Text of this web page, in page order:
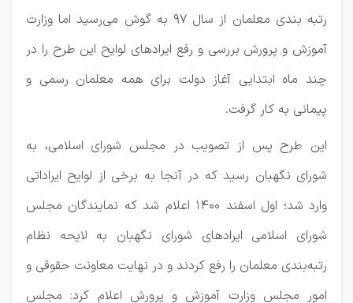
رتبه بندی معلمان از سال ۹۷ به گوش می‌رسید اما وزارت
آموزش و پرورش بررسی و رفع ایرادهای لوایح این طرح را در
چند ماه ابتدایی آغاز دولت برای همه معلمان رسمی و
پیمانی به کار گرفت.
این طرح پس از تصویب در مجلس شورای اسلامی، به
شورای نگهبان رسید که در آنجا به برخی از لوایح ایراداتی
وارد شد؛ اول اسفند ۱۴۰۰ اعلام شد که نمایندگان مجلس
شورای اسلامی ایرادهای شورای نگهبان به لایحه نظام
رتبه‌بندی معلمان را رفع کردند و در نهایت معاونت حقوقی و
امور مجلس وزارت آموزش و پرورش اعلام کرد: مجلس